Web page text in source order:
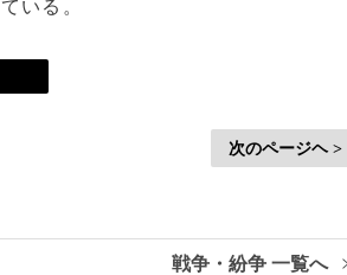
いる。
次のページヘ >
戦争・紛争 一覧へ